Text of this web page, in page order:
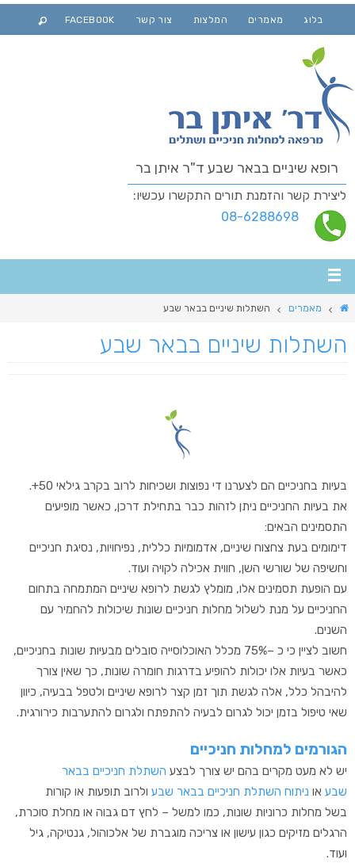
בלוג מאמרים המלצות צור קשר FACEBOOK
רופא שיניים בבאר שבע ד"ר איתן בר
ליצירת קשר והזמנת תורים התקשרו עכשיו:
08-6288698
מאמרים השתלות שיניים בבאר שבע
השתלות שיניים בבאר שבע
בעיות בחניכיים הם לצערנו די נפוצות ושכיחות לרוב בקרב גילאי 50+.
את בעיות החניכיים ניתן לזהות כבר בתחילת דרכן, כאשר מופיעים
התסמינים הבאים:
דימומים בעת צחצוח שיניים, אדמומיות כללית, נפיחויות, נסיגת חניכיים
וחשיפה של שורשי השן, חווית אכילה לקויה ועוד.
עם הופעת תסמינים אלו, מומלץ לגשת לרופא שיניים המתמחה בתחום
החניכיים על מנת לשלול מחלות חניכיים שונות שיכולות להחמיר עם
השנים.
חשוב לציין כי כ –75% מכלל האוכלוסייה סובלים מבעיות שונות בחניכיים,
כאשר בעיות אלו יכולות להופיע בדרגות חומרה שונות, כך שאין צורך
להיבהל כלל, אלה לגשת תוך זמן קצר לרופא שיניים ולטפל בבעיה, כיוון
שאי טיפול בזמן יכול לגרום לבעיה להתפתח ולגרום להתערבות כירורגית.
הגורמים למחלות חניכיים
יש לא מעט מקרים בהם יש צורך לבצע השתלת חניכיים בבאר
שבע או ניתוח השתלת חניכיים בבאר שבע ולרוב תופעות או קורות
בשל מחלות כרוניות שונות, כמו למשל – לחץ דם גבוה או מחלת סוכרת,
הרגלים מזיקים כגון עישון או צריכה מוגברת של אלכוהול, גנטיקה, גיל
ועוד.